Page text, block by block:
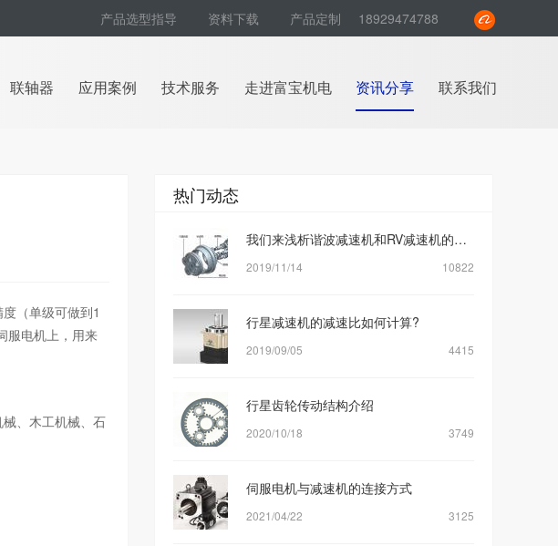
产品选型指导 资料下载 产品定制 18929474788
联轴器 应用案例 技术服务 走进富宝机电 资讯分享 联系我们
（单级可做到1
服电机上，用来
、木工机械、石
热门动态
我们来浅析谐波减速机和RV减速机的区别是什么？
2019/11/14 10822
行星减速机的减速比如何计算?
2019/09/05 4415
行星齿轮传动结构介绍
2020/10/18 3749
伺服电机与减速机的连接方式
2021/04/22 3125